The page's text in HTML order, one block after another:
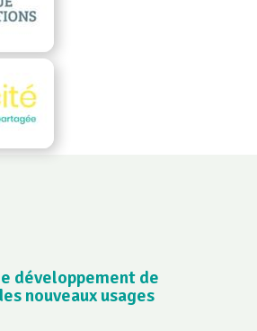
développement de
nouveaux usages